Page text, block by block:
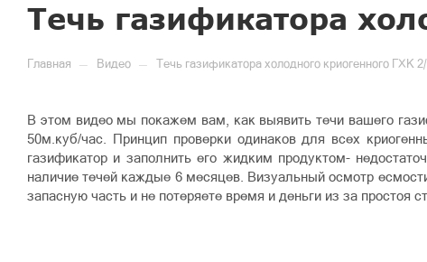
Течь газификатора
Главная — Видео — Течь газификатора холодного криогенного ГХК
В этом видео мы покажем вам, как выявить течи вашего
50м.куб/час. Принцип проверки одинаков для всех
газификатор и заполнить его жидким продуктом-
наличие течей каждые 6 месяцев. Визуальный осмотр
запасную часть и не потеряете время и деньги из за простоя